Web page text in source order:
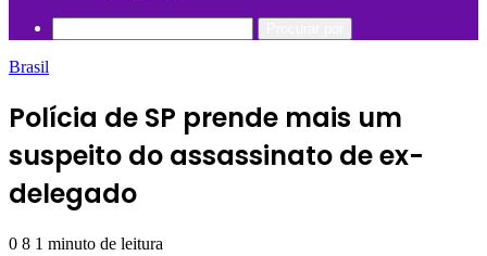
Brasil
Polícia de SP prende mais um
suspeito do assassinato de ex-
delegado
0 8 1 minuto de leitura